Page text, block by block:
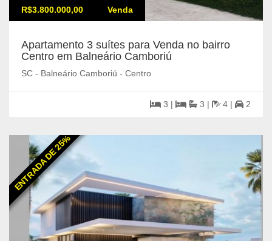
R$3.800.000,00 Venda
Apartamento 3 suítes para Venda no bairro
Centro em Balneário Camboriú
SC - Balneário Camboriú - Centro
3 | 3 | 4 | 2
ENTRADA DE 25%